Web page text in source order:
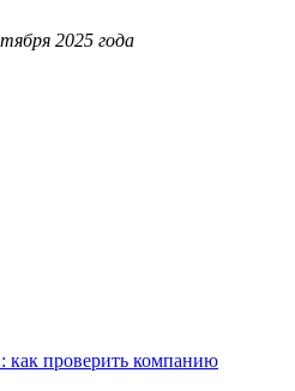
2025 года